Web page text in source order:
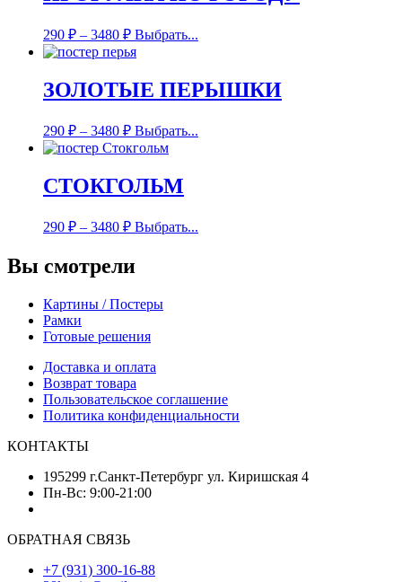
290 ₽ – 3480 ₽ Выбрать...
ЗОЛОТЫЕ ПЕРЫШКИ
290 ₽ – 3480 ₽ Выбрать...
СТОКГОЛЬМ
290 ₽ – 3480 ₽ Выбрать...
Вы смотрели
Картины / Постеры
Рамки
Готовые решения
Доставка и оплата
Возврат товара
Пользовательское соглашение
Политика конфиденциальности
КОНТАКТЫ
195299 г.Санкт-Петербург ул. Киришская 4
Пн-Вс: 9:00-21:00
ОБРАТНАЯ СВЯЗЬ
+7 (931) 300-16-88